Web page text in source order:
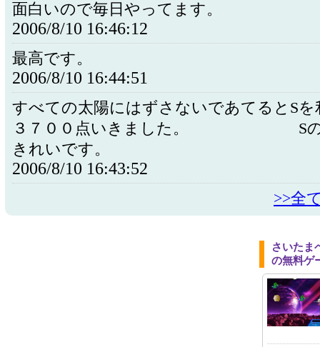
面白いので毎日やってます。
2006/8/10 16:46:12
最高です。
2006/8/10 16:44:51
すべての太陽にはずさないであてるとSを
３７００点いきました。 Sの
きれいです。
2006/8/10 16:43:52
>>全
さいたま
の無料ゲ